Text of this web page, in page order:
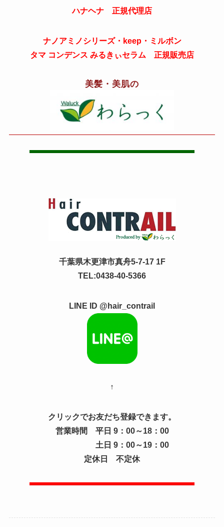
ハナヘナ 正規代理店
ナノアミノシリーズ・keep・ミルボン
タマ コンデンス みるきぃセラム 正規販売店
美髪・美肌の
千葉県木更津市真舟5-7-17 1F
TEL:0438-40-5366
LINE ID @hair_contrail
↑
クリックでお友だち登録できます。
営業時間 平日 9：00～18：00
土日 9：00～19：00
定休日 不定休